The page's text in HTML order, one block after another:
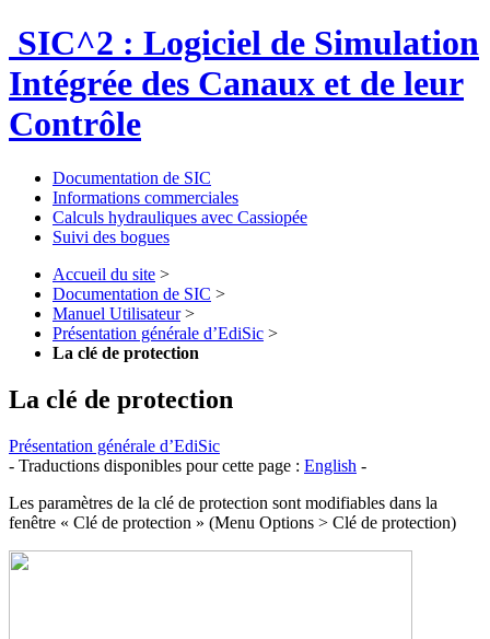
SIC^2 : Logiciel de Simulation
Intégrée des Canaux et de leur
Contrôle
Documentation de SIC
Informations commerciales
Calculs hydrauliques avec Cassiopée
Suivi des bogues
Accueil du site >
Documentation de SIC >
Manuel Utilisateur >
Présentation générale d’EdiSic >
La clé de protection
La clé de protection
Présentation générale d’EdiSic
- Traductions disponibles pour cette page : English -
Les paramètres de la clé de protection sont modifiables dans la
fenêtre « Clé de protection » (Menu Options > Clé de protection)